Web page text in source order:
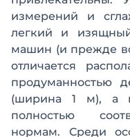
измерений и
легкий и
машин (и прежде
отличается
продуманностью
(ширина 1 м), а
полностью
нормам. Среди